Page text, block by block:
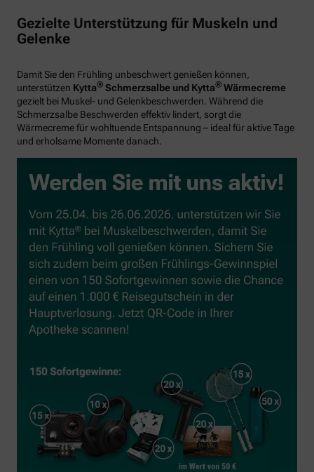
Gezielte Unterstützung für Muskeln und
Gelenke
Damit Sie den Frühling unbeschwert genießen können,
unterstützen Kytta® Schmerzsalbe und Kytta® Wärmecreme
gezielt bei Muskel- und Gelenkbeschwerden. Während die
Schmerzsalbe Beschwerden effektiv lindert, sorgt die
Wärmecreme für wohltuende Entspannung – ideal für aktive Tage
und erholsame Momente danach.